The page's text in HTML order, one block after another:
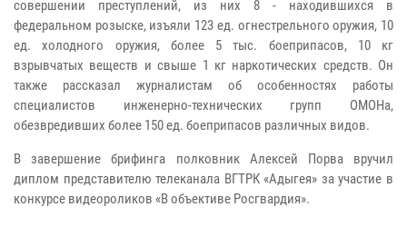
совершении преступлений, из них 8 - находившихся в
федеральном розыске, изъяли 123 ед. огнестрельного оружия, 10
ед. холодного оружия, более 5 тыс. боеприпасов, 10 кг
взрывчатых веществ и свыше 1 кг наркотических средств. Он
также рассказал журналистам об особенностях работы
специалистов инженерно-технических групп ОМОНа,
обезвредивших более 150 ед. боеприпасов различных видов.
В завершение брифинга полковник Алексей Порва вручил
диплом представителю телеканала ВГТРК «Адыгея» за участие в
конкурсе видеороликов «В объективе Росгвардия».